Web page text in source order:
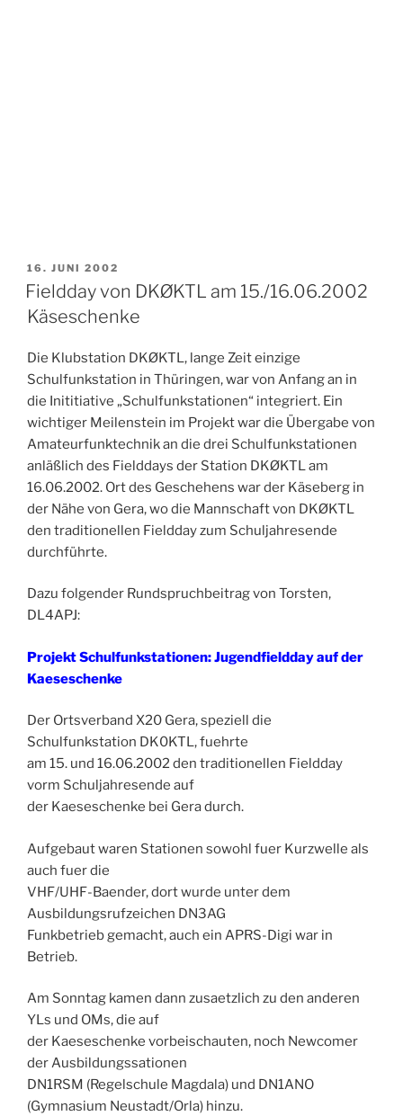
VERÖFFENTLICHT
AM
16. JUNI 2002
Fieldday von DKØKTL am 15./16.06.2002
Käseschenke
Die Klubstation DKØKTL, lange Zeit einzige
Schulfunkstation in Thüringen, war von Anfang an in
die Inititiative „Schulfunkstationen“ integriert. Ein
wichtiger Meilenstein im Projekt war die Übergabe von
Amateurfunktechnik an die drei Schulfunkstationen
anläßlich des Fielddays der Station DKØKTL am
16.06.2002. Ort des Geschehens war der Käseberg in
der Nähe von Gera, wo die Mannschaft von DKØKTL
den traditionellen Fieldday zum Schuljahresende
durchführte.
Dazu folgender Rundspruchbeitrag von Torsten,
DL4APJ:
Projekt Schulfunkstationen: Jugendfieldday auf der
Kaeseschenke
Der Ortsverband X20 Gera, speziell die
Schulfunkstation DK0KTL, fuehrte
am 15. und 16.06.2002 den traditionellen Fieldday
vorm Schuljahresende auf
der Kaeseschenke bei Gera durch.
Aufgebaut waren Stationen sowohl fuer Kurzwelle als
auch fuer die
VHF/UHF-Baender, dort wurde unter dem
Ausbildungsrufzeichen DN3AG
Funkbetrieb gemacht, auch ein APRS-Digi war in
Betrieb.
Am Sonntag kamen dann zusaetzlich zu den anderen
YLs und OMs, die auf
der Kaeseschenke vorbeischauten, noch Newcomer
der Ausbildungssationen
DN1RSM (Regelschule Magdala) und DN1ANO
(Gymnasium Neustadt/Orla) hinzu.